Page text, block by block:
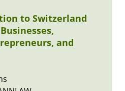
to Switzerland
and